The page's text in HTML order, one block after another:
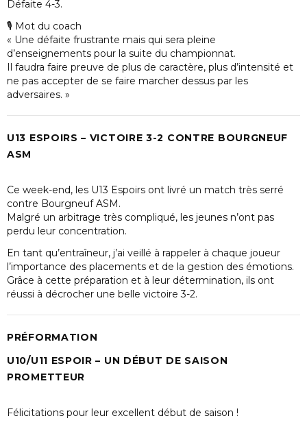
Défaite 4-3.
🎙 Mot du coach
« Une défaite frustrante mais qui sera pleine
d’enseignements pour la suite du championnat.
Il faudra faire preuve de plus de caractère, plus d’intensité et
ne pas accepter de se faire marcher dessus par les
adversaires. »
U13 ESPOIRS – VICTOIRE 3-2 CONTRE BOURGNEUF
ASM
Ce week-end, les U13 Espoirs ont livré un match très serré
contre Bourgneuf ASM.
Malgré un arbitrage très compliqué, les jeunes n’ont pas
perdu leur concentration.
En tant qu’entraîneur, j’ai veillé à rappeler à chaque joueur
l’importance des placements et de la gestion des émotions.
Grâce à cette préparation et à leur détermination, ils ont
réussi à décrocher une belle victoire 3-2.
PRÉFORMATION
U10/U11 ESPOIR – UN DÉBUT DE SAISON
PROMETTEUR
Félicitations pour leur excellent début de saison !